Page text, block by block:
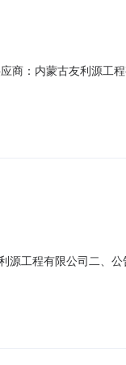
商：内蒙古友利源工
神华神东电力有限责
源工程有限公司二、